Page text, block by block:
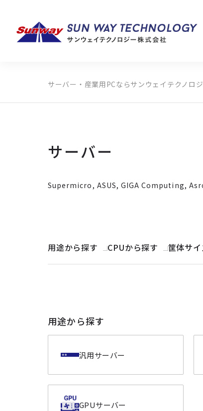
製品カテゴリから探す
メーカーから探す
サーバー・産業用PCならサンウェイテクノロ
サーバー
Supermicro, ASUS, GIGA Computing,
用途から探す CPUから探す 筐体サ
用途から探す
汎用サーバー
GPUサーバー